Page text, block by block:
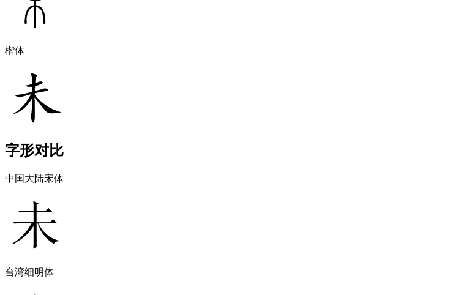
楷体
字形对比
中国大陆宋体
台湾细明体